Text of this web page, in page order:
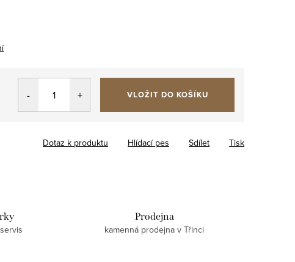
VLOŽIT DO KOŠÍKU
Tisk
Dotaz k produktu Hlídací pes Sdílet
Prodejna
kamenná prodejna v Třinci